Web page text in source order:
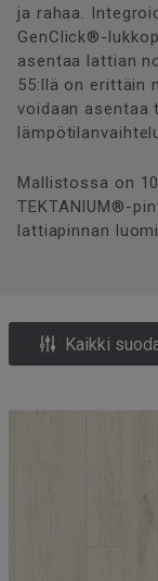
ja rahaa.
GenClick®-
asentaa lattian
55:llä on erittäin
voidaan asentaa
Mallistossa on
TEKTANIUM®-
lattiapinnan
Kaikki